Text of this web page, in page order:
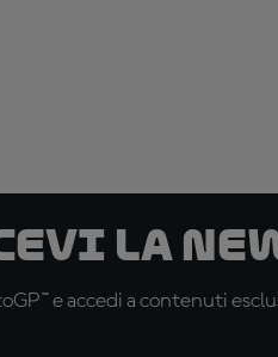
la
e accedi a contenuti